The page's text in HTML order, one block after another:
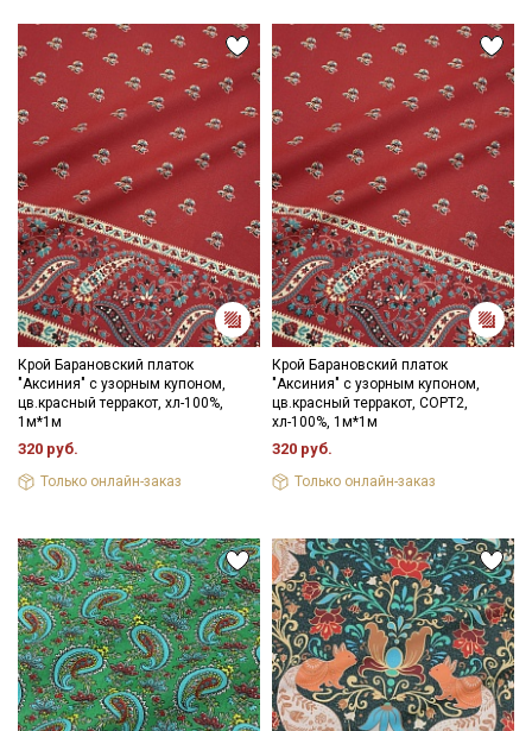
Крой Барановский платок
"Аксиния" с узорным купоном,
цв.красный терракот, хл-100%,
1м*1м
320 руб.
Только онлайн-заказ
Крой Барановский платок
"Аксиния" с узорным купоном,
цв.красный терракот, СОРТ2,
хл-100%, 1м*1м
320 руб.
Только онлайн-заказ
Согласие на получение рекламных и
информационных рассылок